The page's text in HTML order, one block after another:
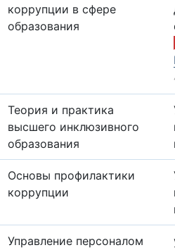
коррупции в сфере
образования
Теория и практика
высшего инклюзивного
образования
Основы профилактики
коррупции
Управление персоналом